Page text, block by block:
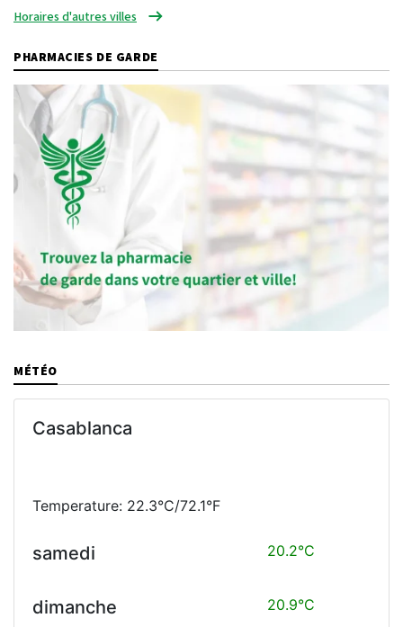
Horaires d'autres villes
PHARMACIES DE GARDE
MÉTÉO
Casablanca
Temperature: 22.3°C/72.1°F
samedi 20.2°C
dimanche 20.9°C